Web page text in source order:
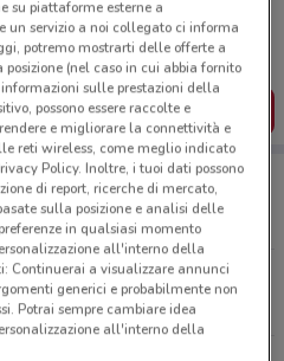
sempre con te!
offerte dei negozi vicino a te,
tua lista del risparmio, comodamente
SCARICA L’APP
a Domodossola
Km.87, Snc Baveno
su piattaforme esterne a
un servizio a noi collegato ci informa
potremo mostrarti delle offerte a
(nel caso in cui abbia fornito
sulle prestazioni della
possono essere raccolte e
e migliorare la connettività e
reti wireless, come meglio indicato
Policy. Inoltre, i tuoi dati possono
di report, ricerche di mercato,
sulla posizione e analisi delle
in qualsiasi momento
all'interno della
Continuerai a visualizzare annunci
generici e probabilmente non
Potrai sempre cambiare idea
all'interno della